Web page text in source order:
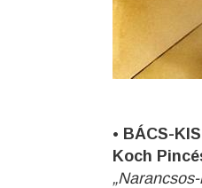
• BÁCS-
Koch